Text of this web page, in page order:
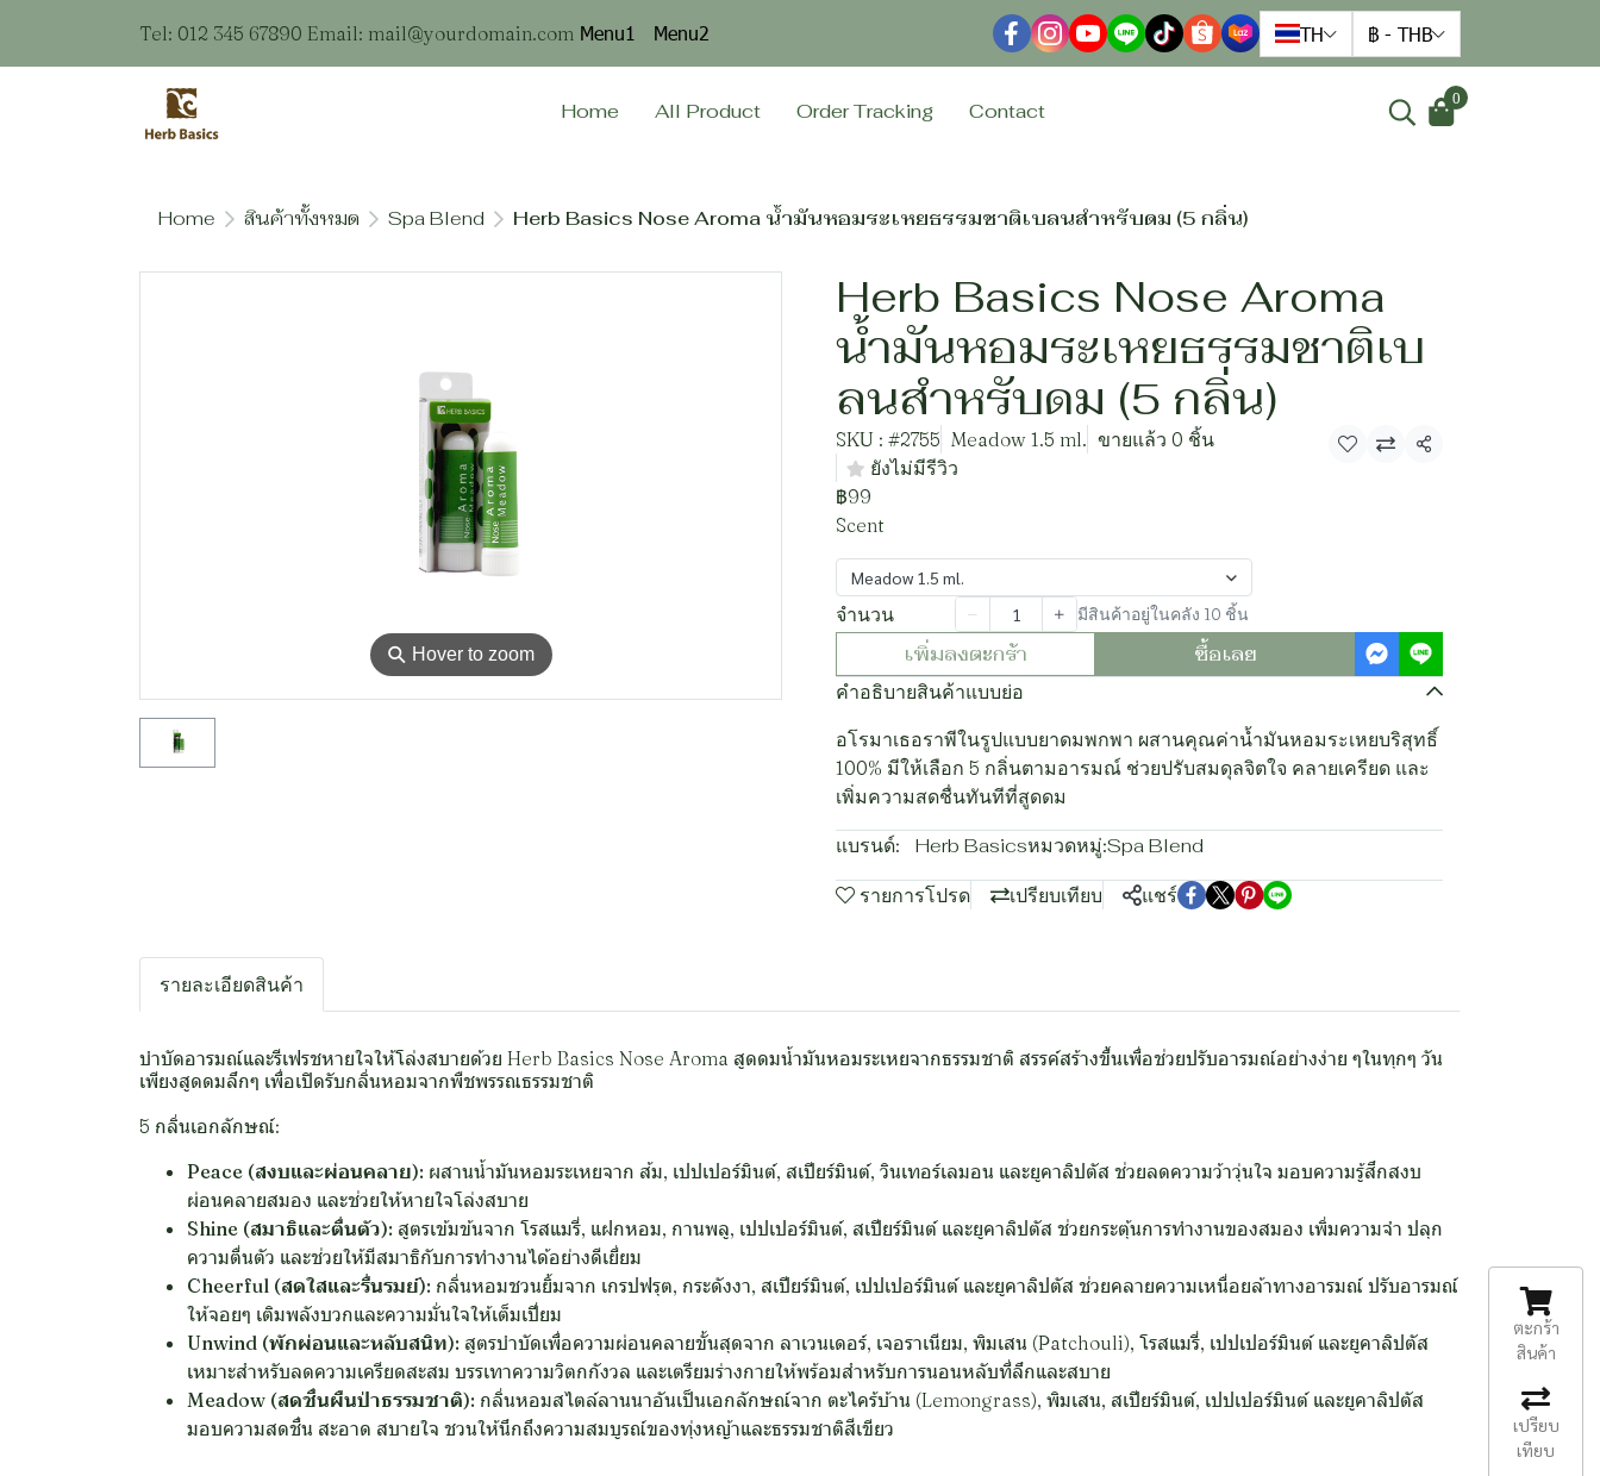
Tel: 012 345 67890 Email: mail@yourdomain.com Menu1 Menu2 TH ฿ - THB
Home All Product Order Tracking Contact
0
Home สินค้าทั้งหมด Spa Blend Herb Basics Nose Aroma น้ำมันหอมระเหยธรรมชาติเบลนสำหรับดม (5 กลิ่น)
⚲ Hover to zoom
Herb Basics Nose Aroma
น้ำมันหอมระเหยธรรมชาติเบ
ลนสำหรับดม (5 กลิ่น)
SKU : #2755 Meadow 1.5 ml. ขายแล้ว 0 ชิ้น
ยังไม่มีรีวิว
แชร์
฿99
Scent
Meadow 1.5 ml.
จำนวน มีสินค้าอยู่ในคลัง 10 ชิ้น
เพิ่มลงตะกร้า ซื้อเลย
คำอธิบายสินค้าแบบย่อ
อโรมาเธอราพีในรูปแบบยาดมพกพา ผสานคุณค่าน้ำมันหอมระเหยบริสุทธิ์
100% มีให้เลือก 5 กลิ่นตามอารมณ์ ช่วยปรับสมดุลจิตใจ คลายเครียด และ
เพิ่มความสดชื่นทันทีที่สูดดม
แบรนด์: Herb Basicsหมวดหมู่:Spa Blend
รายการโปรด เปรียบเทียบ แชร์
รายละเอียดสินค้า
บำบัดอารมณ์และรีเฟรชหายใจให้โล่งสบายด้วย Herb Basics Nose Aroma สูดดมน้ำมันหอมระเหยจากธรรมชาติ สรรค์สร้างขึ้นเพื่อช่วยปรับอารมณ์อย่างง่าย ๆในทุกๆ วัน
เพียงสูดดมลึกๆ เพื่อเปิดรับกลิ่นหอมจากพืชพรรณธรรมชาติ
5 กลิ่นเอกลักษณ์:
Peace (สงบและผ่อนคลาย): ผสานน้ำมันหอมระเหยจาก ส้ม, เปปเปอร์มินต์, สเปียร์มินต์, วินเทอร์เลมอน และยูคาลิปตัส ช่วยลดความว้าวุ่นใจ มอบความรู้สึกสงบ
ผ่อนคลายสมอง และช่วยให้หายใจโล่งสบาย
Shine (สมาธิและตื่นตัว): สูตรเข้มข้นจาก โรสแมรี่, แฝกหอม, กานพลู, เปปเปอร์มินต์, สเปียร์มินต์ และยูคาลิปตัส ช่วยกระตุ้นการทำงานของสมอง เพิ่มความจำ ปลุก
ความตื่นตัว และช่วยให้มีสมาธิกับการทำงานได้อย่างดีเยี่ยม
Cheerful (สดใสและรื่นรมย์): กลิ่นหอมชวนยิ้มจาก เกรปฟรุต, กระดังงา, สเปียร์มินต์, เปปเปอร์มินต์ และยูคาลิปตัส ช่วยคลายความเหนื่อยล้าทางอารมณ์ ปรับอารมณ์
ให้จอยๆ เติมพลังบวกและความมั่นใจให้เต็มเปี่ยม
Unwind (พักผ่อนและหลับสนิท): สูตรบำบัดเพื่อความผ่อนคลายขั้นสุดจาก ลาเวนเดอร์, เจอราเนียม, พิมเสน (Patchouli), โรสแมรี่, เปปเปอร์มินต์ และยูคาลิปตัส
เหมาะสำหรับลดความเครียดสะสม บรรเทาความวิตกกังวล และเตรียมร่างกายให้พร้อมสำหรับการนอนหลับที่ลึกและสบาย
Meadow (สดชื่นผืนป่าธรรมชาติ): กลิ่นหอมสไตล์ลานนาอันเป็นเอกลักษณ์จาก ตะไคร้บ้าน (Lemongrass), พิมเสน, สเปียร์มินต์, เปปเปอร์มินต์ และยูคาลิปตัส
มอบความสดชื่น สะอาด สบายใจ ชวนให้นึกถึงความสมบูรณ์ของทุ่งหญ้าและธรรมชาติสีเขียว
ตะกร้า
สินค้า
เปรียบ
เทียบ